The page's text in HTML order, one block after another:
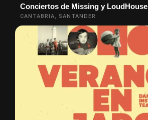
Conciertos de Missing y LoudHouse
CANTABRIA, SANTANDER